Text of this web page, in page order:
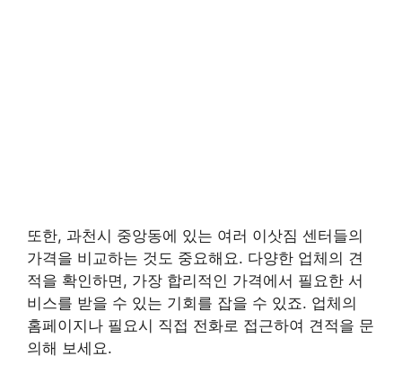
또한, 과천시 중앙동에 있는 여러 이삿짐 센터들의
가격을 비교하는 것도 중요해요. 다양한 업체의 견
적을 확인하면, 가장 합리적인 가격에서 필요한 서
비스를 받을 수 있는 기회를 잡을 수 있죠. 업체의
홈페이지나 필요시 직접 전화로 접근하여 견적을 문
의해 보세요.